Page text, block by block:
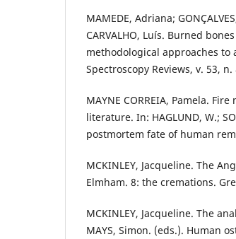
MAMEDE, Adriana;
CARVALHO, Luís. Burned
methodological approaches to
Spectroscopy Reviews, v. 53,
MAYNE CORREIA, Pamela.
literature. In: HAGLUND, W.;
postmortem fate of human
MCKINLEY, Jacqueline. The
Elmham. 8: the cremations.
MCKINLEY, Jacqueline. The
MAYS, Simon. (eds.). Human